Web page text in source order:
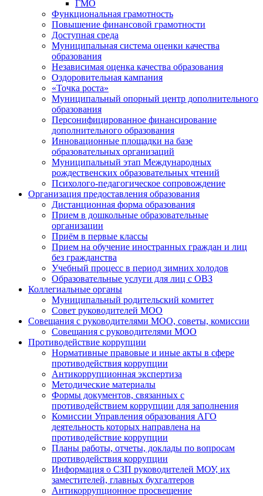
ГМО
Функциональная грамотность
Повышение финансовой грамотности
Доступная среда
Муниципальная система оценки качества
образования
Независимая оценка качества образования
Оздоровительная кампания
«Точка роста»
Муниципальный опорный центр дополнительного
образования
Персонифицированное финансирование
дополнительного образования
Инновационные площадки на базе
образовательных организаций
Муниципальный этап Международных
рождественских образовательных чтений
Психолого-педагогическое сопровождение
Организация предоставления образования
Дистанционная форма образования
Прием в дошкольные образовательные
организации
Приём в первые классы
Прием на обучение иностранных граждан и лиц
без гражданства
Учебный процесс в период зимних холодов
Образовательные услуги для лиц с ОВЗ
Коллегиальные органы
Муниципальный родительский комитет
Совет руководителей МОО
Совещания с руководителями МОО, советы, комиссии
Совещания с руководителями МОО
Противодействие коррупции
Нормативные правовые и иные акты в сфере
противодействия коррупции
Антикоррупционная экспертиза
Методические материалы
Формы документов, связанных с
противодействием коррупции для заполнения
Комиссии Управления образования АГО
деятельность которых направлена на
противодействие коррупции
Планы работы, отчеты, доклады по вопросам
противодействия коррупции
Информация о СЗП руководителей МОУ, их
заместителей, главных бухгалтеров
Антикоррупционное просвещение